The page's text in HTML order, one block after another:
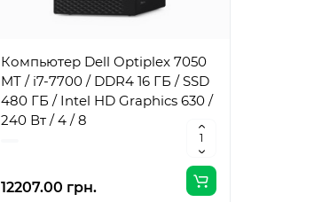
Компьютер Dell Optiplex 7050
MT / i7-7700 / DDR4 16 ГБ / SSD
480 ГБ / Intel HD Graphics 630 /
240 Вт / 4 / 8
12207.00 грн.